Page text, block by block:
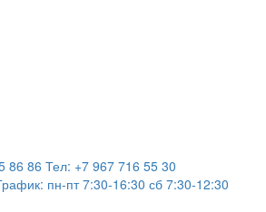
86 86 Тел: +7 967 716 55 30
пн-пт 7:30-16:30 сб 7:30-12:30